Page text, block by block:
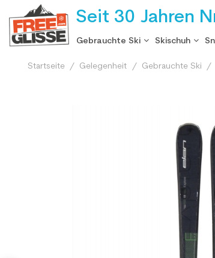
Seit 30 Jahren
Gebrauchte Ski Skischuh
Startseite Gelegenheit Gebrauchte Ski